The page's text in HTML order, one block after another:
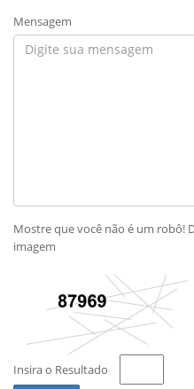
Mensagem
Mostre que você não é um robô!
imagem
Insira o Resultado